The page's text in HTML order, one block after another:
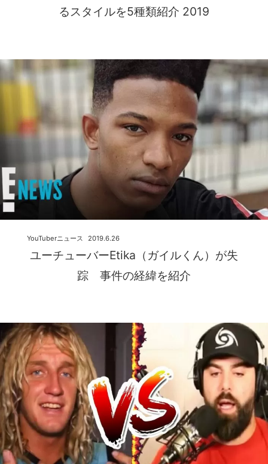
るスタイルを5種類紹介 2019
ユーチューバーEtika（ガイルくん）が失
踪 事件の経緯を紹介
2019.6.26
YouTuberニュース